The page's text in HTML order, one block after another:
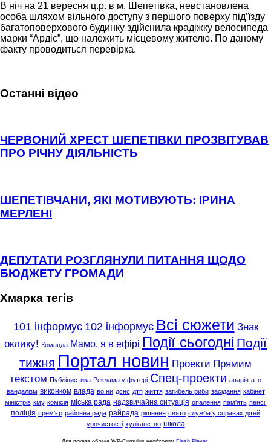
В ніч на 21 вересня ц.р. в м. Шепетівка, невстановлена
особа шляхом вільного доступу з першого поверху під’їзду
багатоповерхового будинку здійснила крадіжку велосипеда
марки “Ардіс”, що належить місцевому жителю. По даному
факту проводиться перевірка.
Останні відео
ЧЕРВОНИЙ ХРЕСТ ШЕПЕТІВКИ ПРОЗВІТУВАВ
ПРО РІЧНУ ДІЯЛЬНІСТЬ
ШЕПЕТІВЧАНИ, ЯКІ МОТИВУЮТЬ: ІРИНА
МЕРЛЕНІ
ДЕПУТАТИ РОЗГЛЯНУЛИ ПИТАННЯ ЩОДО
БЮДЖЕТУ ГРОМАДИ
Хмарка тегів
101 інформує 102 інформує Всі сюжети Знак
оклику! Команда Мамо, я в ефірі Події сьогодні Події
тижня Портал новин Проекти Прямим
текстом Публіцистика Реклама у футері Спец-проекти аварія ато
вандалізм виконком влада воїни дснс дтп життя загибель риби засідання кабінет
міністрів кму комісія міська рада надзвичайна ситуація опалення пам'ять пенсії
поліція прем'єр районна рада райрада рішення свято служба у справах дітей
урочистості хуліганство школа